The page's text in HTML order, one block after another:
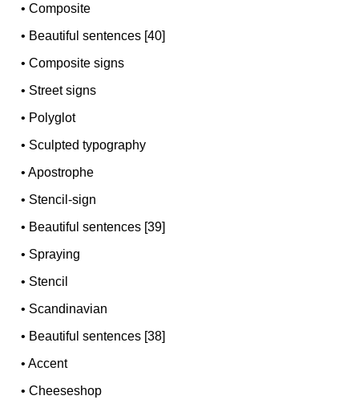
•Composite
• Beautiful sentences [40]
•Composite signs
• Street signs
• Polyglot
• Sculpted typography
•Apostrophe
• Stencil-sign
• Beautiful sentences [39]
• Spraying
• Stencil
• Scandinavian
• Beautiful sentences [38]
•Accent
•Cheeseshop